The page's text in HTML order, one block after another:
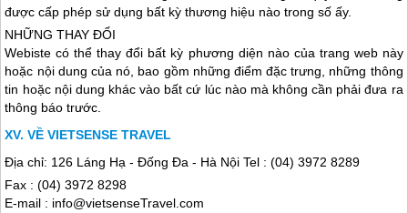
được cấp phép sử dụng bất kỳ thương hiệu nào trong số ấy.
NHỮNG THAY ĐỔI
Webiste có thể thay đổi bất kỳ phương diện nào của trang web này
hoặc nội dung của nó, bao gồm những điểm đặc trưng, những thông
tin hoặc nội dung khác vào bất cứ lúc nào mà không cần phải đưa ra
thông báo trước.
VỀ VIETSENSE TRAVEL
Địa chỉ: 126 Láng Hạ - Đống Đa - Hà Nội Tel : (04) 3972 8289
Fax : (04) 3972 8298
E-mail : info@vietsenseTravel.com